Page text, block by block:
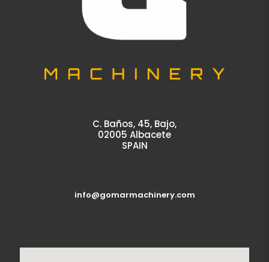
C. Baños, 45, Bajo,
02005 Albacete
SPAIN
info@gomarmachinery.com